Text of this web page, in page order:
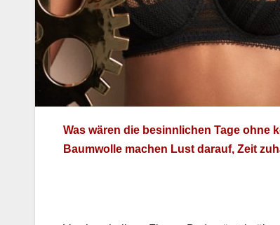
Was wären die besinnlichen Tage ohne
Baum­wolle machen Lust darauf, Zeit